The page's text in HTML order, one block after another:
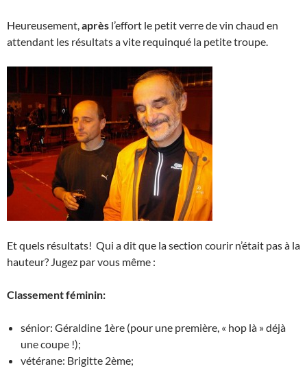
Heureusement,après l’effort le petit verre de vin chaud en
attendant les résultats a vite requinqué la petite troupe.
Et quels résultats! Qui a dit que la section courir n’était pas à la
hauteur? Jugez par vous même :
Classement féminin:
sénior: Géraldine 1ère (pour une première, « hop là » déjà
une coupe !);
vétérane: Brigitte 2ème;